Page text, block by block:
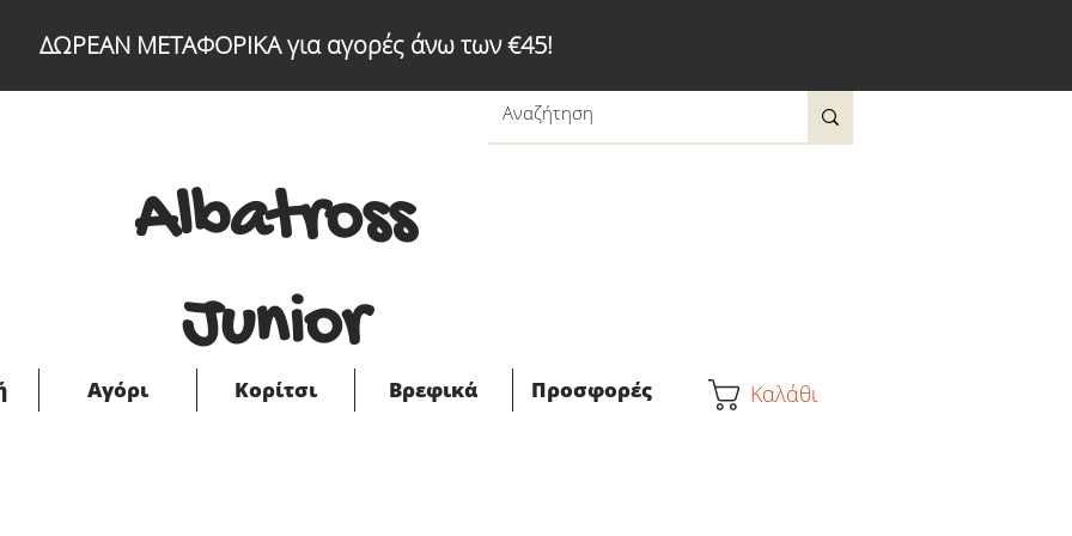
ΔΩΡΕΑΝ ΜΕΤΑΦΟΡΙΚΑ για αγορές άνω των €45!
Albatross
Junior
Αγόρι Κορίτσι Βρεφικά Προσφορές Καλάθι